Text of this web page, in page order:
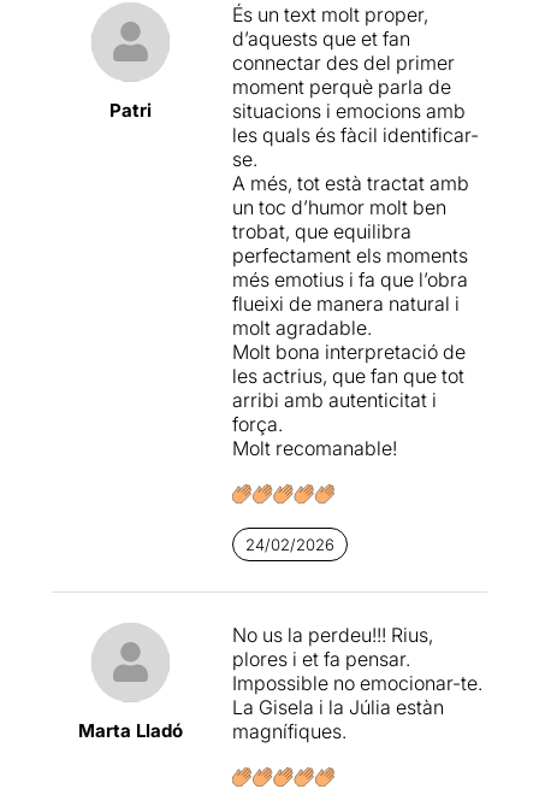
Patri
És un text molt proper,
d’aquests que et fan
connectar des del primer
moment perquè parla de
situacions i emocions amb
les quals és fàcil identificar-
se.
A més, tot està tractat amb
un toc d’humor molt ben
trobat, que equilibra
perfectament els moments
més emotius i fa que l’obra
flueixi de manera natural i
molt agradable.
Molt bona interpretació de
les actrius, que fan que tot
arribi amb autenticitat i
força.
Molt recomanable!
24/02/2026
Marta Lladó
No us la perdeu!!! Rius,
plores i et fa pensar.
Impossible no emocionar-te.
La Gisela i la Júlia estàn
magnífiques.